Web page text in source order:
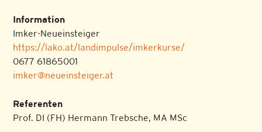
Information
Imker-Neueinsteiger
https://lako.at/landimpulse/imkerkurse/
0677 61865001
imker@neueinsteiger.at
Referenten
Prof. DI (FH) Hermann Trebsche, MA MSc